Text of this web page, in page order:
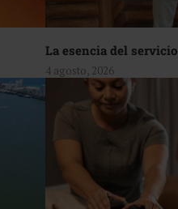
La esencia del servicio
4 agosto, 2026